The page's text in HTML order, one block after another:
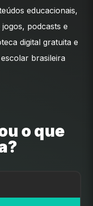
educacionais,
podcasts e
digital gratuita e
brasileira
o que